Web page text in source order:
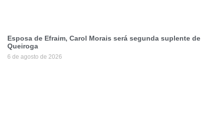
Esposa de Efraim, Carol Morais será segunda suplente de
Queiroga
6 de agosto de 2026